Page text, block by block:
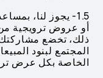
1.5- يجوز لنا،
أو عروض ترويجية
ذلك، تخضع
المجتمع لبنود
الخاصة بكل عرض